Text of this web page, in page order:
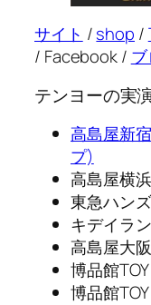
サイト /shop /
/ Facebook /
テンヨーの実
高島屋新
プ)
高島屋横
東急ハン
キデイラ
高島屋大
博品館
博品館